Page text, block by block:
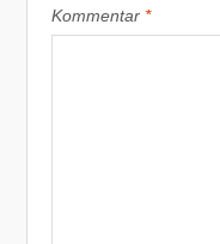
Kommentar *